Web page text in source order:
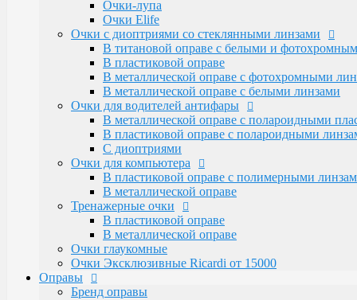
В пластиковой оправе с полароидными
С диоптриями
Очки для компьютера
В пластиковой оправе с полимерными линзами
В металлической оправе
Тренажерные очки
В пластиковой оправе
В металлической оправе
Очки глаукомные
Очки Эксклюзивные Ricardi от 15000
Оправы
Бренд оправы
Оправы дорогие от 2000 рублей до 15500 рублей
Оправы пластик
Оправы металл
Santarelli и Boccaccio с накладками от 4500
Оправы металлические (женские и мужские)
Alanie по 2250 рублей
Glodiatr по 2300 рублей
Очки-лупа
Очки Elife
Очки с диоптриями со стеклянными линзами
В титановой оправе с белыми и
В пластиковой оправе
В металлической оправе с фотохромными
В металлической оправе с белыми линзами
Очки для водителей антифары
В металлической оправе с полароидными
В пластиковой оправе с полароидными
С диоптриями
Очки для компьютера
В пластиковой оправе с полимерными
В металлической оправе
Тренажерные очки
В пластиковой оправе
В металлической оправе
Очки глаукомные
Очки Эксклюзивные Ricardi от 15000
Оправы
Бренд оправы